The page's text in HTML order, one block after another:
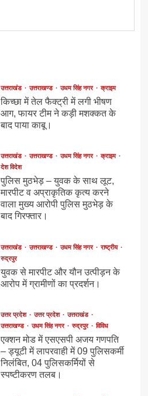
उत्तराखंड उत्तराखण्ड उधम सिंह नगर क्राइम
किच्छा में तेल फैक्ट्री में लगी भीषण
आग, फायर टीम ने कड़ी मशक्कत के
बाद पाया काबू।
उत्तराखंड उत्तराखण्ड उधम सिंह नगर
क्राइम
देश विदेश
पुलिस मुठभेड़ – युवक के साथ लूट,
मारपीट व अप्राकृतिक कृत्य करने
वाला मुख्य आरोपी पुलिस मुठभेड़ के
बाद गिरफ्तार।
उत्तराखंड उत्तराखण्ड उधम सिंह नगर
राष्ट्रीय
रुद्रपुर
युवक से मारपीट और यौन उत्पीड़न के
आरोप में ग्रामीणों का प्रदर्शन।
उत्तर प्रदेश उत्तर प्रदेश
उत्तराखंड
उत्तराखण्ड
उधम सिंह नगर रुद्रपुर विविध
एक्शन मोड में एसएसपी अजय गणपति
– ड्यूटी में लापरवाही में 09 पुलिसकर्मी
निलंबित, 04 पुलिसकर्मियों से
स्पष्टीकरण तलब।